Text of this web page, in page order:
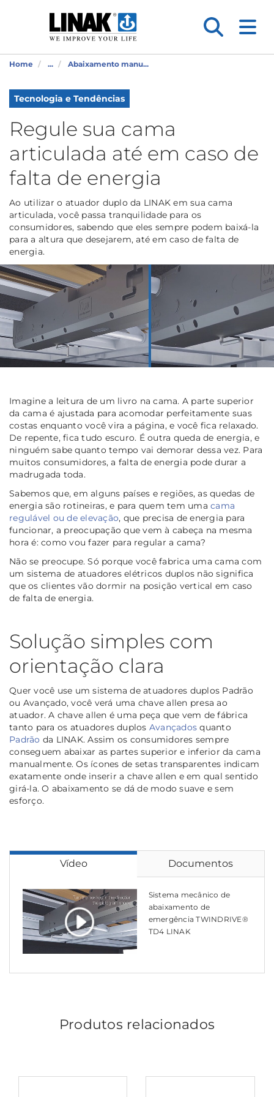
Home ... Abaixamento manu...
Tecnologia e Tendências
Regule sua cama
articulada até em caso de
falta de energia
Ao utilizar o atuador duplo da LINAK em sua cama
articulada, você passa tranquilidade para os
consumidores, sabendo que eles sempre podem baixá-la
para a altura que desejarem, até em caso de falta de
energia.
Imagine a leitura de um livro na cama. A parte superior
da cama é ajustada para acomodar perfeitamente suas
costas enquanto você vira a página, e você fica relaxado.
De repente, fica tudo escuro. É outra queda de energia, e
ninguém sabe quanto tempo vai demorar dessa vez. Para
muitos consumidores, a falta de energia pode durar a
madrugada toda.
Sabemos que, em alguns países e regiões, as quedas de
energia são rotineiras, e para quem tem uma cama
regulável ou de elevação, que precisa de energia para
funcionar, a preocupação que vem à cabeça na mesma
hora é: como vou fazer para regular a cama?
Não se preocupe. Só porque você fabrica uma cama com
um sistema de atuadores elétricos duplos não significa
que os clientes vão dormir na posição vertical em caso
de falta de energia.
Solução simples com
orientação clara
Quer você use um sistema de atuadores duplos Padrão
ou Avançado, você verá uma chave allen presa ao
atuador. A chave allen é uma peça que vem de fábrica
tanto para os atuadores duplos Avançados quanto
Padrão da LINAK. Assim os consumidores sempre
conseguem abaixar as partes superior e inferior da cama
manualmente. Os ícones de setas transparentes indicam
exatamente onde inserir a chave allen e em qual sentido
girá-la. O abaixamento se dá de modo suave e sem
esforço.
Vídeo Documentos
Sistema mecânico de
abaixamento de
emergência TWINDRIVE®
TD4 LINAK
Produtos relacionados